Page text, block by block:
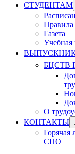
СТУДЕНТАМ
Правила
Газета
Учебная
БЦСТВ
О
КОНТАКТЫ
Горячая
СПО